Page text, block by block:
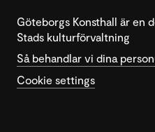
Göteborgs Konsthall är en
Stads kulturförvaltning
Så behandlar vi dina
Cookie settings